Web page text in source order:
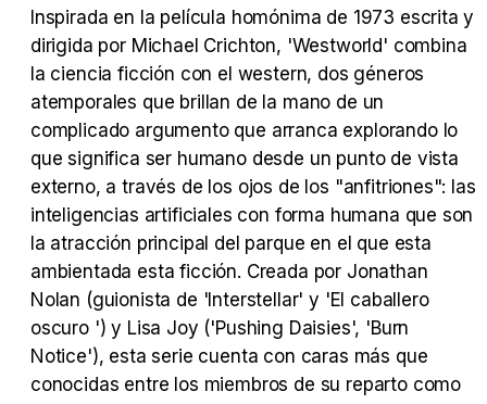
Tráiler 'Do Not Enter' (2026)
Inspirada en la película homónima de 1973 escrita y
dirigida por Michael Crichton, 'Westworld' combina
la ciencia ficción con el western, dos géneros
atemporales que brillan de la mano de un
complicado argumento que arranca explorando lo
que significa ser humano desde un punto de vista
externo, a través de los ojos de los "anfitriones": las
inteligencias artificiales con forma humana que son
la atracción principal del parque en el que esta
ambientada esta ficción. Creada por Jonathan
Nolan (guionista de 'Interstellar' y 'El caballero
oscuro ') y Lisa Joy ('Pushing Daisies', 'Burn
Notice'), esta serie cuenta con caras más que
conocidas entre los miembros de su reparto como